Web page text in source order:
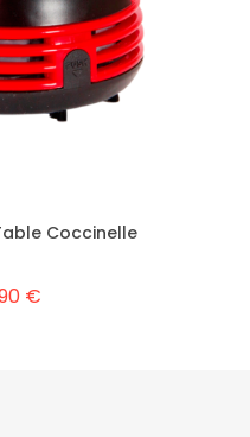
Coccinelle
€